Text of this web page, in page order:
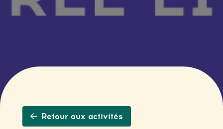
Retour aux activités